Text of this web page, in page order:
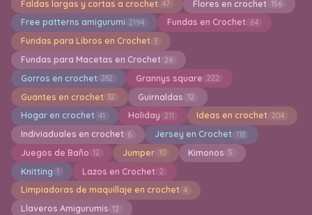
Faldas largas y cortas a crochet 47 Flores en crochet 156
Free patterns amigurumi 2194 Fundas en Crochet 64
Fundas para Libros en Crochet 3
Fundas para Macetas en Crochet 26
Gorros en crochet 282 Grannys square 222
Guantes en crochet 32 Guirnaldas 12
Hogar en crochet 41 Holiday 211 Ideas en crochet 204
Indiviaduales en crochet 6 Jersey en Crochet 118
Juegos de Baño 12 Jumper 10 Kimonos 5
Knitting 1 Lazos en Crochet 2
Limpiadoras de maquillaje en crochet 4
Llaveros Amigurumis 12